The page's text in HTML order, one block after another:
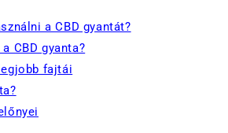
a CBD gyantát?
CBD gyanta?
fajtái